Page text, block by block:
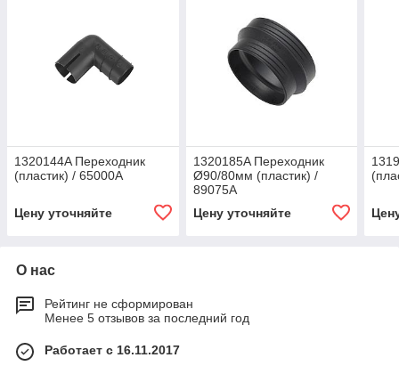
1320144A Переходник
(пластик) / 65000A
Цену уточняйте
1320185A Переходник
Ø90/80мм (пластик) /
89075A
Цену уточняйте
О нас
Рейтинг не сформирован
Менее 5 отзывов за последний год
Работает с 16.11.2017